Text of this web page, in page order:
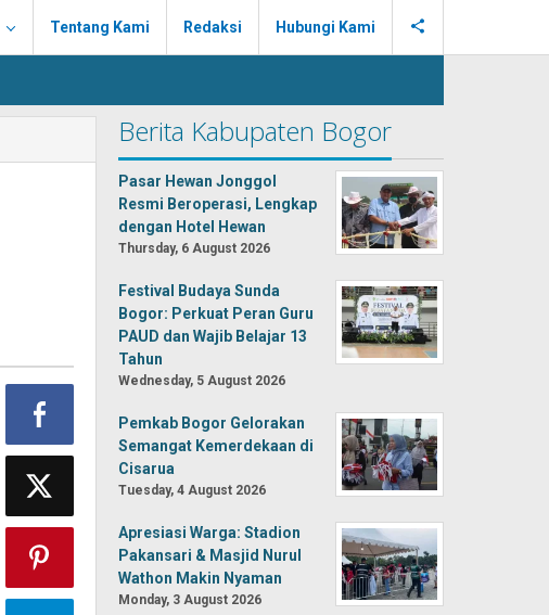
Tentang Kami Redaksi Hubungi Kami
Berita Kabupaten Bogor
Pasar Hewan Jonggol
Resmi Beroperasi, Lengkap
dengan Hotel Hewan
Thursday, 6 August 2026
Festival Budaya Sunda
Bogor: Perkuat Peran Guru
PAUD dan Wajib Belajar 13
Tahun
Wednesday, 5 August 2026
Pemkab Bogor Gelorakan
Semangat Kemerdekaan di
Cisarua
Tuesday, 4 August 2026
Apresiasi Warga: Stadion
Pakansari & Masjid Nurul
Wathon Makin Nyaman
Monday, 3 August 2026